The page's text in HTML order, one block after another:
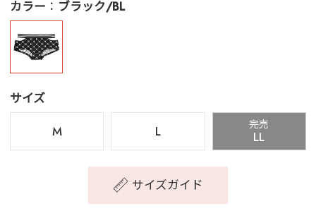
カラー ブラック/BL
サイズ
M
L 完売
LL
サイズガイド